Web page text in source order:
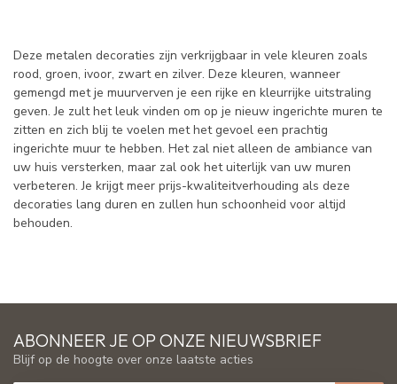
Deze metalen decoraties zijn verkrijgbaar in vele kleuren zoals
rood, groen, ivoor, zwart en zilver. Deze kleuren, wanneer
gemengd met je muurverven je een rijke en kleurrijke uitstraling
geven. Je zult het leuk vinden om op je nieuw ingerichte muren te
zitten en zich blij te voelen met het gevoel een prachtig
ingerichte muur te hebben. Het zal niet alleen de ambiance van
uw huis versterken, maar zal ook het uiterlijk van uw muren
verbeteren. Je krijgt meer prijs-kwaliteitverhouding als deze
decoraties lang duren en zullen hun schoonheid voor altijd
behouden.
ABONNEER JE OP ONZE NIEUWSBRIEF
Blijf op de hoogte over onze laatste acties